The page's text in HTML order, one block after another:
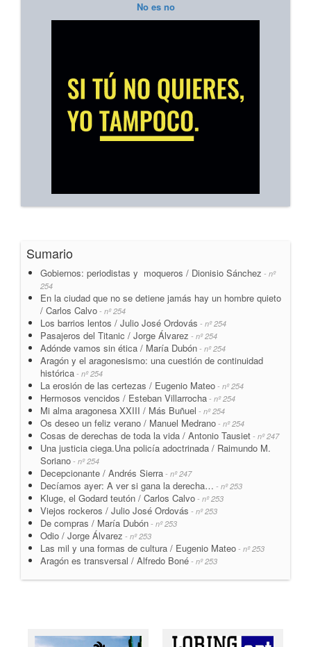
No es no
Sumario
Gobiernos: periodistas y moqueros / Dionisio Sánchez - nº
254
En la ciudad que no se detiene jamás hay un hombre quieto
/ Carlos Calvo - nº 254
Los barrios lentos / Julio José Ordovás - nº 254
Pasajeros del Titanic / Jorge Álvarez - nº 254
Adónde vamos sin ética / María Dubón - nº 254
Aragón y el aragonesismo: una cuestión de continuidad
histórica - nº 254
La erosión de las certezas / Eugenio Mateo - nº 254
Hermosos vencidos / Esteban Villarrocha - nº 254
Mi alma aragonesa XXIII / Más Buñuel - nº 254
Os deseo un feliz verano / Manuel Medrano - nº 254
Cosas de derechas de toda la vida / Antonio Tausiet - nº 247
Una justicia ciega.Una policía adoctrinada / Raimundo M.
Soriano - nº 254
Decepcionante / Andrés Sierra - nº 247
Decíamos ayer: A ver si gana la derecha… - nº 253
Kluge, el Godard teutón / Carlos Calvo - nº 253
Viejos rockeros / Julio José Ordovás - nº 253
De compras / María Dubón - nº 253
Odio / Jorge Álvarez - nº 253
Las mil y una formas de cultura / Eugenio Mateo - nº 253
Aragón es transversal / Alfredo Boné - nº 253